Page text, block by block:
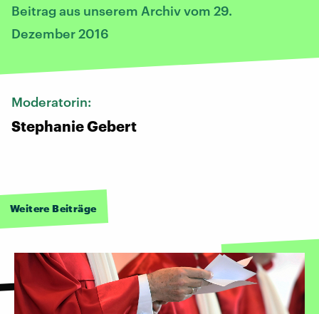
Beitrag aus unserem Archiv vom 29.
Dezember 2016
Moderatorin:
Stephanie Gebert
Weitere Beiträge